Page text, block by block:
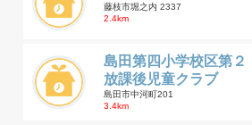
藤枝市堀之内 2337
2.4km
島田第四小学校区第２
放課後児童クラブ
島田市中河町201
3.4km